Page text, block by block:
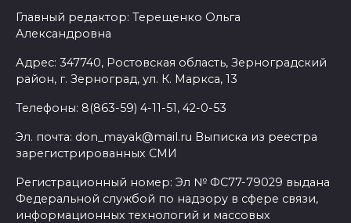
Главный редактор: Терещенко Ольга
Александровна
Адрес: 347740, Ростовская область, Зерноградский
район, г. Зерноград, ул. К. Маркса, 13
Телефоны: 8(863-59) 4-11-51, 42-0-53
Эл. почта: don_mayak@mail.ru Выписка из реестра
зарегистрированных СМИ
Регистрационный номер: Эл № ФС77-79029 выдана
Федеральной службой по надзору в сфере связи,
информационных технологий и массовых